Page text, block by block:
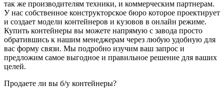
так же производителям техники, и коммерческим партнерам.
У нас собственное конструкторское бюро которое проектирует
и создает модели контейнеров и кузовов в онлайн режиме.
Купить контейнеры вы можете напрямую с завода просто
обратившись к нашим менеджерам через любую удобную для
вас форму связи. Мы подробно изучим ваш запрос и
предложим самое выгодное и правильное решение для ваших
целей.
Продаете ли вы б/у контейнеры?